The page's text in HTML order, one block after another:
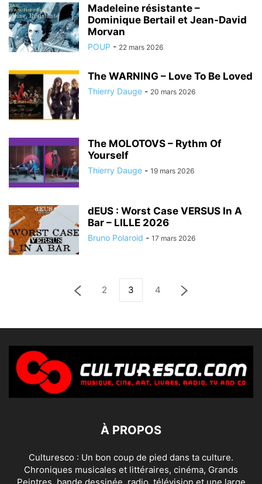
Madeleine résistante –
Dominique Bertail et Jean-David
Morvan
POUP - 22 mars 2026
The WARNING – Love To Be Loved
Thierry Dauge - 20 mars 2026
The MOLOTOVS – Rythm Of
Yourself
Thierry Dauge - 19 mars 2026
dEUS : Worst Case VERSUS In A
Bar – LILLE 2026
Bruno Polaroid - 17 mars 2026
2 3 4
À PROPOS
Culturesco : Un bon coup de pied dans ta culture.
Chroniques musicales et littéraires, cinéma, Grands